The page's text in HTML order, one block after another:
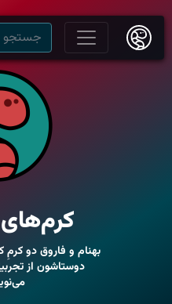
کرم‌های
بهنام و فاروق دو
دوستاشون از